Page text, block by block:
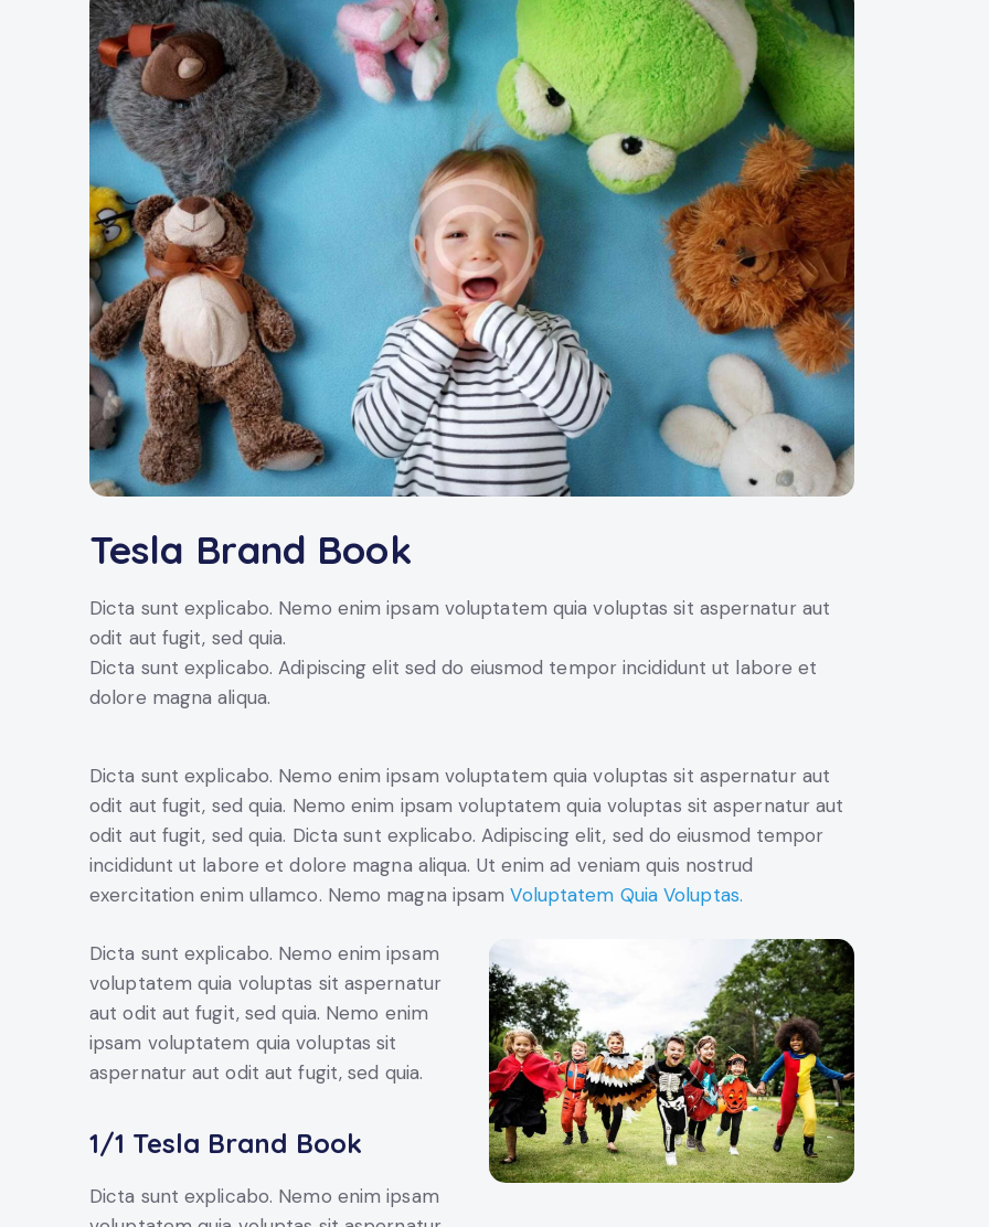
Tesla Brand Book
Dicta sunt explicabo. Nemo enim ipsam voluptatem quia voluptas sit aspernatur aut
odit aut fugit, sed quia.
Dicta sunt explicabo. Adipiscing elit sed do eiusmod tempor incididunt ut labore et
dolore magna aliqua.
Dicta sunt explicabo. Nemo enim ipsam voluptatem quia voluptas sit aspernatur aut
odit aut fugit, sed quia. Nemo enim ipsam voluptatem quia voluptas sit aspernatur aut
odit aut fugit, sed quia. Dicta sunt explicabo. Adipiscing elit, sed do eiusmod tempor
incididunt ut labore et dolore magna aliqua. Ut enim ad veniam quis nostrud
exercitation enim ullamco. Nemo magna ipsamVoluptatem Quia Voluptas.
Dicta sunt explicabo. Nemo enim ipsam
voluptatem quia voluptas sit aspernatur
aut odit aut fugit, sed quia. Nemo enim
ipsam voluptatem quia voluptas sit
aspernatur aut odit aut fugit, sed quia.
1/1 Tesla Brand Book
Dicta sunt explicabo. Nemo enim ipsam